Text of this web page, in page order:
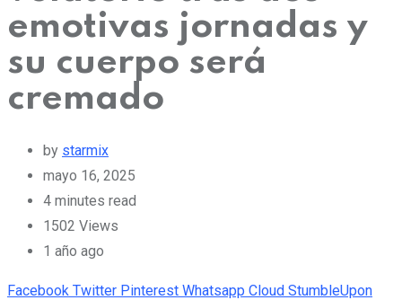
emotivas jornadas y
su cuerpo será
cremado
by starmix
mayo 16, 2025
4 minutes read
1502 Views
1 año ago
Facebook Twitter Pinterest Whatsapp Cloud StumbleUpon